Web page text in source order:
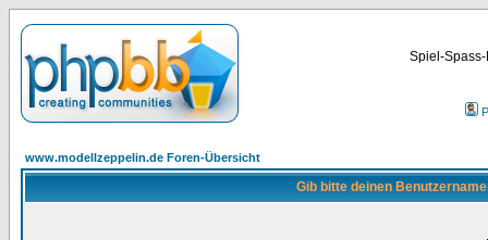
Spiel-
www.modellzeppelin.de Foren-Übersicht
Gib bitte deinen